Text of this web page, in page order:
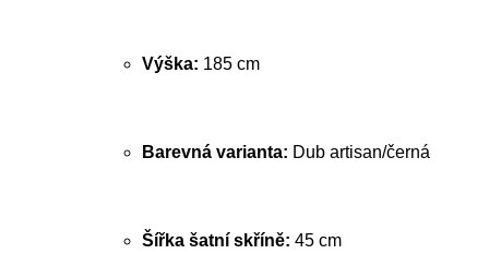
Výška: 185 cm
Barevná varianta: Dub artisan/černá
Šířka šatní skříně: 45 cm